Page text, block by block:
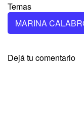
Temas
MARINA
Dejá tu comentario